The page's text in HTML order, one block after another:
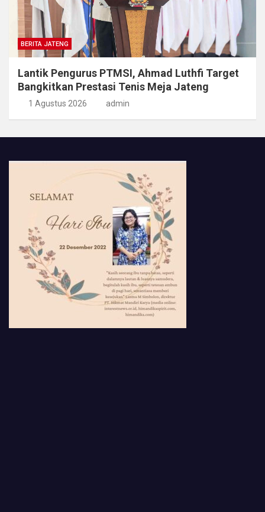
BERITA JATENG
Lantik Pengurus PTMSI, Ahmad Luthfi Target
Bangkitkan Prestasi Tenis Meja Jateng
1 Agustus 2026 admin